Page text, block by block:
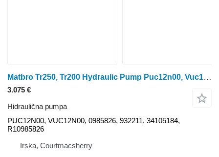
Matbro Tr250, Tr200 Hydraulic Pump Puc12n00, Vuc12n00, 0985826, 932211 PUC12N00 hidraulična pumpa
3.075 €
Hidraulična pumpa
PUC12N00, VUC12N00, 0985826, 932211, 34105184,
R10985826
Irska, Courtmacsherry